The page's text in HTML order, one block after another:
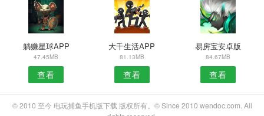
躺赚星球APP
47.45MB
查看
大千生活APP
81.13MB
查看
易房宝安卓版
84.67MB
查看
© 2010 至今 电玩捕鱼手机版下载 版权所有。© Since 2010 wendoc.com. All